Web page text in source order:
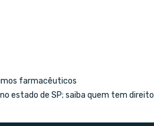
farmacêuticos
estado de SP; saiba quem tem direito